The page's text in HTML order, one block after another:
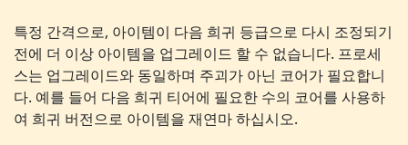
특정 간격으로, 아이템이 다음 희귀 등급으로 다시 조정되기
전에 더 이상 아이템을 업그레이드 할 수 없습니다. 프로세
스는 업그레이드와 동일하며 주괴가 아닌 코어가 필요합니
다. 예를 들어 다음 희귀 티어에 필요한 수의 코어를 사용하
여 희귀 버전으로 아이템을 재연마 하십시오.